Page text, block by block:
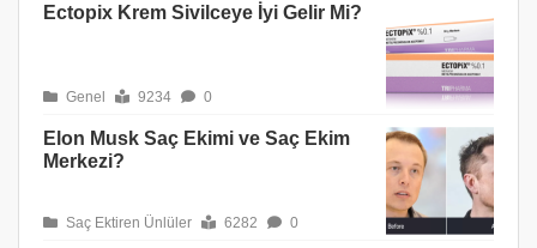
Ectopix Krem Sivilceye İyi Gelir Mi?
Genel 9234 0
Elon Musk Saç Ekimi ve Saç Ekim
Merkezi?
Saç Ektiren Ünlüler 6282 0